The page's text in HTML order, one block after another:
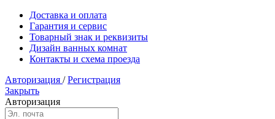
Доставка и оплата
Гарантия и сервис
Товарный знак и реквизиты
Дизайн ванных комнат
Контакты и схема проезда
Авторизация / Регистрация
Закрыть
Авторизация